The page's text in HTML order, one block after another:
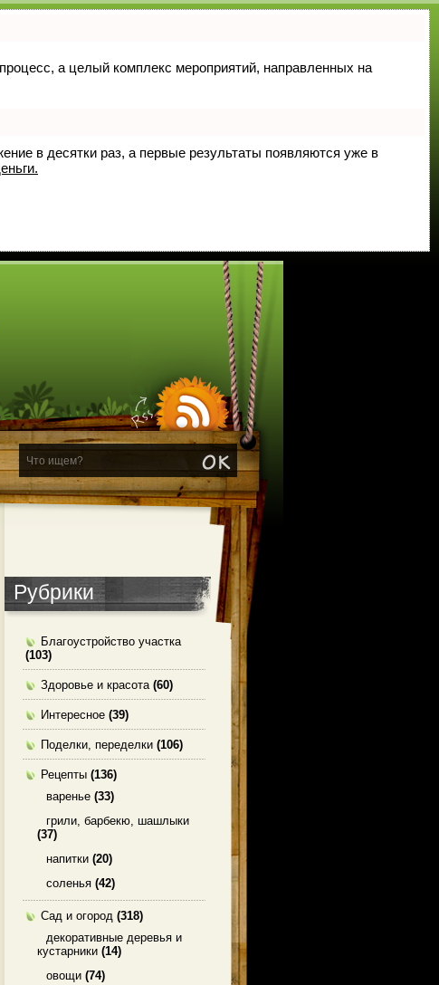
а целый комплекс мероприятий, направленных на
в десятки раз, а первые результаты появляются уже в
Рубрики
Благоустройство участка
(103)
Здоровье и красота(60)
Интересное (39)
Поделки, переделки (106)
Рецепты (136)
варенье (33)
грили, барбекю, шашлыки
(37)
напитки (20)
соленья (42)
Сад и огород (318)
декоративные деревья и
кустарники (14)
овощи (74)